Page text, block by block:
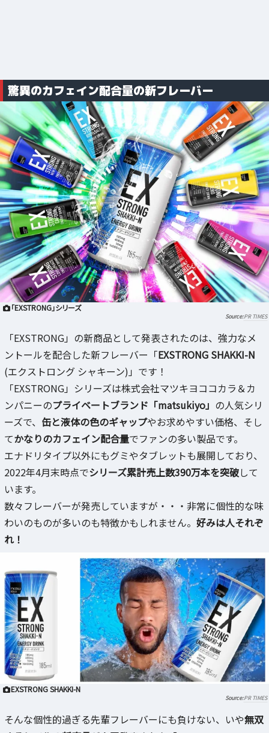
驚異のカフェイン配合量の新フレーバー
「EXSTRONG」シリーズ
PR TIMES
「EXSTRONG」の新商品として発表されたのは、強力なメ
ントールを配合した新フレーバー「EXSTRONG SHAKKI-N
(エクストロング シャキーン)」です！
「EXSTRONG」シリーズは株式会社マツキヨココカラ＆カ
ンパニーのプライベートブランド「matsukiyo」 の人気シリ
ーズで、 缶と液体の色のギャップやお求めやすい価格、そし
てかなりのカフェイン配合量でファンの多い製品です。
エナドリタイプ以外にもグミやタブレットも展開しており、
2022年4月末時点でシリーズ累計売上数390万本を突破して
います。
数々フレーバーが発売していますが・・・非常に個性的な味
わいのものが多いのも特徴かもしれません。 好みは人それぞ
れ！
EXSTRONG SHAKKI-N
PR TIMES
そんな個性的過ぎる先輩フレーバーにも負けない、いや無双